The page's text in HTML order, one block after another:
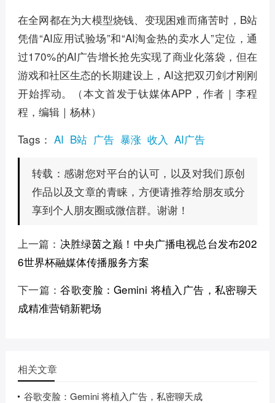
在全网都在为大模型烧钱、变现困难而痛苦时，B站
凭借“AI应用试验场”和“AI淘金热的卖水人”定位，通
过170%的AI广告增长抢先实现了商业化落袋，但在
游戏和社区生态的长期建设上，AI这把双刃剑才刚刚
开始挥动。（本文首发于钛媒体APP，作者｜李程
程，编辑｜杨林）
Tags： AI B站 广告 暴涨 收入 AI广告
转载： 感谢您对平台的认可，以及对我们原创
作品以及文章的青睐，方便请推荐给朋友或分
享到个人朋友圈或微信群。谢谢！
上一篇： 决胜绿茵之巅！中央广播电视总台发布202
6世界杯融媒体传播服务方案
下一篇：谷歌变脸：Gemini 将植入广告，私密聊天
成精准营销新靶场
相关文章
谷歌变脸：Gemini 将植入广告，私密聊天成